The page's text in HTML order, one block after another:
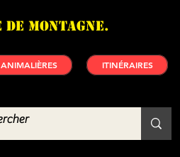
de montagne.
ITINÉRAIRES